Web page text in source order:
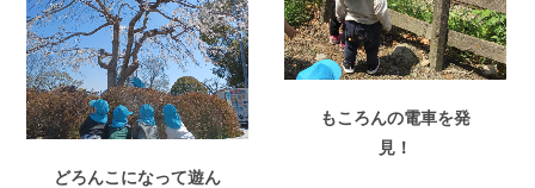
もころんの電車を発
見！
どろんこになって遊ん